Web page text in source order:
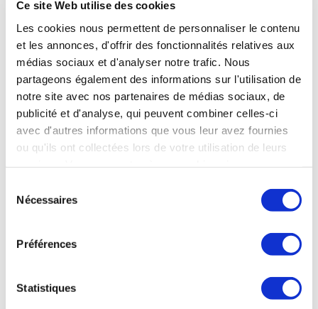
Ce site Web utilise des cookies
Les cookies nous permettent de personnaliser le contenu
et les annonces, d'offrir des fonctionnalités relatives aux
médias sociaux et d'analyser notre trafic. Nous
partageons également des informations sur l'utilisation de
notre site avec nos partenaires de médias sociaux, de
publicité et d'analyse, qui peuvent combiner celles-ci
avec d'autres informations que vous leur avez fournies
ou qu'ils ont collectées lors de votre utilisation de leurs
Nécessaires
Préférences
Statistiques
▪ Les dirigeants s’inscrivent dans un
accompagnement de long terme nécessaire à la
réussite du projet
POINTS CLÉS À RETENIR
• Carrière en bordure de route, avec accès direct à
la voie ferrée.
• 24,6 M de tonnes de réserves foncières
autorisées brutes (18,4 Mt nettes), avec 15,3 Mt
supplémentaires de réserves foncières non encore
autorisées à ce jour.
années restantes.
Votre interlocuteur :